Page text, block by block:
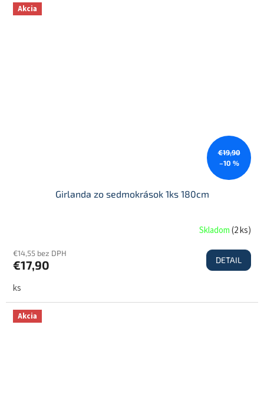
Akcia
€19,90
–10 %
Girlanda zo sedmokrások 1ks 180cm
Skladom(2 ks)
€14,55 bez DPH
€17,90 DETAIL
ks
Akcia